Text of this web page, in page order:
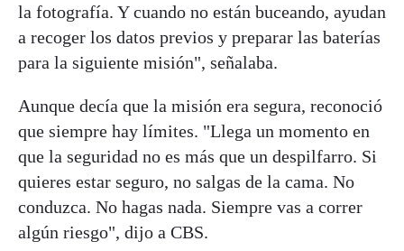
la fotografía. Y cuando no están buceando, ayudan
a recoger los datos previos y preparar las baterías
para la siguiente misión", señalaba.
Aunque decía que la misión era segura, reconoció
que siempre hay límites. "Llega un momento en
que la seguridad no es más que un despilfarro. Si
quieres estar seguro, no salgas de la cama. No
conduzca. No hagas nada. Siempre vas a correr
algún riesgo", dijo a CBS.